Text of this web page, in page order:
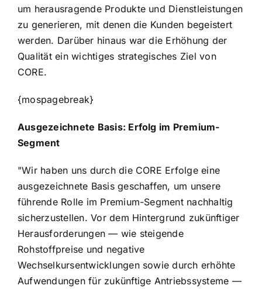
um herausragende Produkte und Dienstleistungen
zu generieren, mit denen die Kunden begeistert
werden. Darüber hinaus war die Erhöhung der
Qualität ein wichtiges strategisches Ziel von
CORE.
{mospagebreak}
Ausgezeichnete Basis: Erfolg im Premium-
Segment
"Wir haben uns durch die CORE Erfolge eine
ausgezeichnete Basis geschaffen, um unsere
führende Rolle im Premium-Segment nachhaltig
sicherzustellen. Vor dem Hintergrund zukünftiger
Herausforderungen — wie steigende
Rohstoffpreise und negative
Wechselkursentwicklungen sowie durch erhöhte
Aufwendungen für zukünftige Antriebssysteme —